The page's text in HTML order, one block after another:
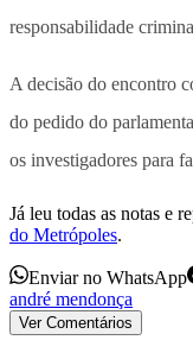
responsabilidade
A decisão do encontro
do pedido do
os investigadores para
Já leu todas as notas e
do Metrópoles.
Enviar no WhatsApp
andré mendonça
Ver Comentários